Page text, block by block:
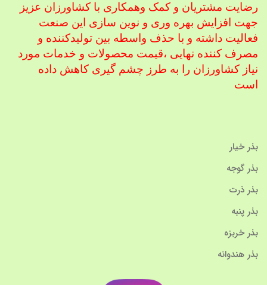
رضایت مشتریان و کمک وهمکاری با کشاورزان عزیز
جهت افزایش بهره وری و نوین سازی این صنعت
فعالیت داشته و با حذف واسطه بین تولیدکننده و
مصرف کننده نهایی ،قیمت محصولات و خدمات مورد
نیاز کشاورزان را به طرز چشم گیری کاهش داده
است
بذر خیار
بذر گوجه
بذر ذرت
بذر پنبه
بذر خربزه
بذر هندوانه